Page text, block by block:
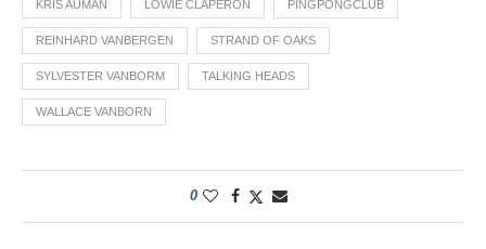
KRIS AUMAN LOWIE CLAPÉRON PINGPONGCLUB
REINHARD VANBERGEN STRAND OF OAKS
SYLVESTER VANBORM TALKING HEADS
WALLACE VANBORN
0